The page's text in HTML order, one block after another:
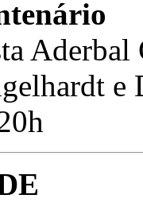
Aderbal